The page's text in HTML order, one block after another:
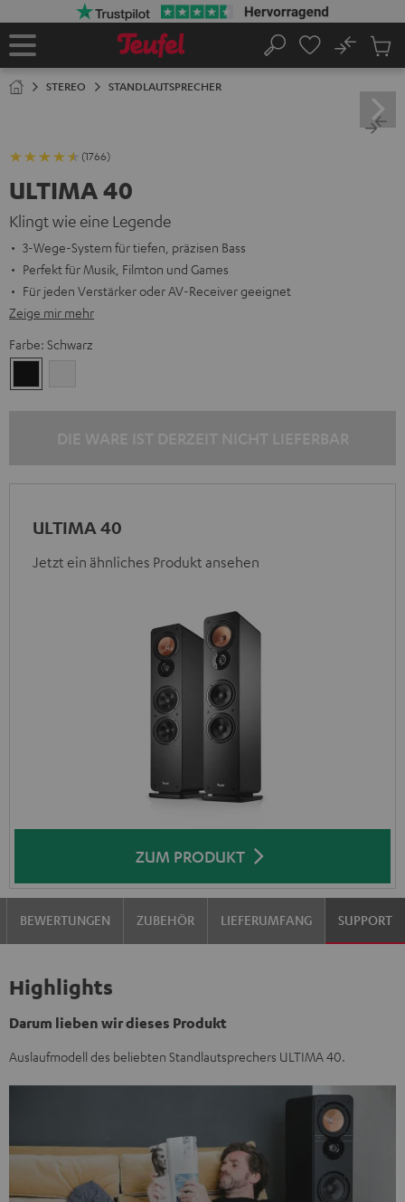
Startseite
Suche
No
STEREO STANDLAUTSPRECHER
(1766)
ULTIMA 40
Klingt wie eine Legende
3-Wege-System für tiefen, präzisen Bass
Perfekt für Musik, Filmton und Games
Für jeden Verstärker oder AV-Receiver geeignet
Zeige mir mehr
Farbe: Schwarz
ULTIMA 40
Jetzt ein ähnliches Produkt ansehen
ZUM PRODUKT
BEWERTUNGEN ZUBEHÖR LIEFERUMFANG SUPPORT
Highlights
Darum lieben wir dieses Produkt
Auslaufmodell des beliebten Standlautsprechers ULTIMA 40.